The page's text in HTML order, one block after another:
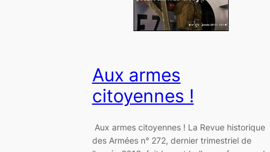
Aux armes
citoyennes !
Aux armes citoyennes ! La Revue historique
des Armées n° 272, dernier trimestriel de